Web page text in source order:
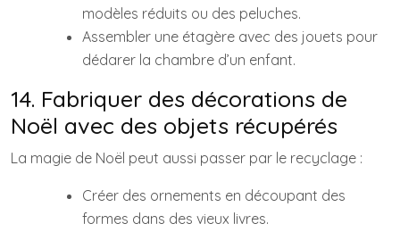
modèles réduits ou des peluches.
Assembler une étagère avec des jouets pour
dédarer la chambre d’un enfant.
14. Fabriquer des décorations de
Noël avec des objets récupérés
La magie de Noël peut aussi passer par le recyclage :
Créer des ornements en découpant des
formes dans des vieux livres.